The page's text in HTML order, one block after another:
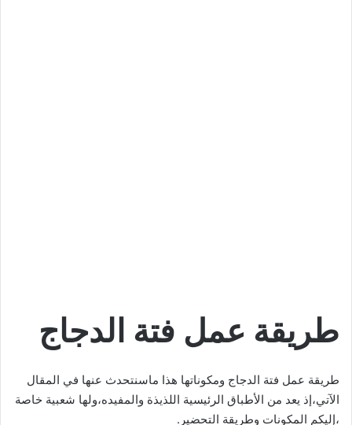
طريقة عمل فتة الدجاج
طريقة عمل فتة الدجاج ومكوناتها هذا ماسنتحدث عنها في المقال
الآتي،إذ يعد من الأطباق الرئيسية اللذيذة والمفيده،ولها شعبية خاصة
،إليكم المكونات وطريقة التحضير.